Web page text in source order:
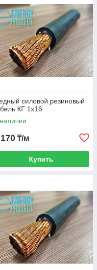
силовой резиновый
КГ 1х16
₸/м
Купить